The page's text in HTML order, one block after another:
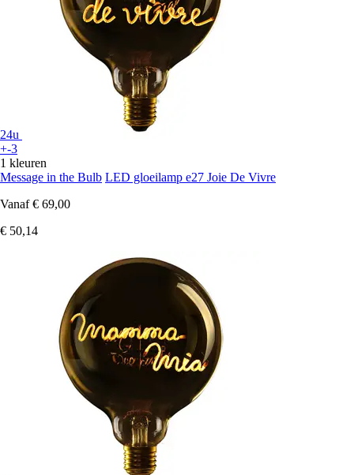
24u
+-3
1 kleuren
Message in the Bulb LED gloeilamp e27 Joie De Vivre
Vanaf € 69,00
€ 50,14